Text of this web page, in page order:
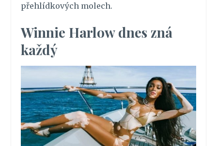
přehlídkových molech.
Winnie Harlow dnes zná
každý